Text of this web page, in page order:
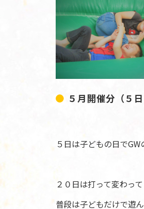
５月開催分（５
５日は子どもの日で
２０日は打って変わっ
普段は子どもだけで遊